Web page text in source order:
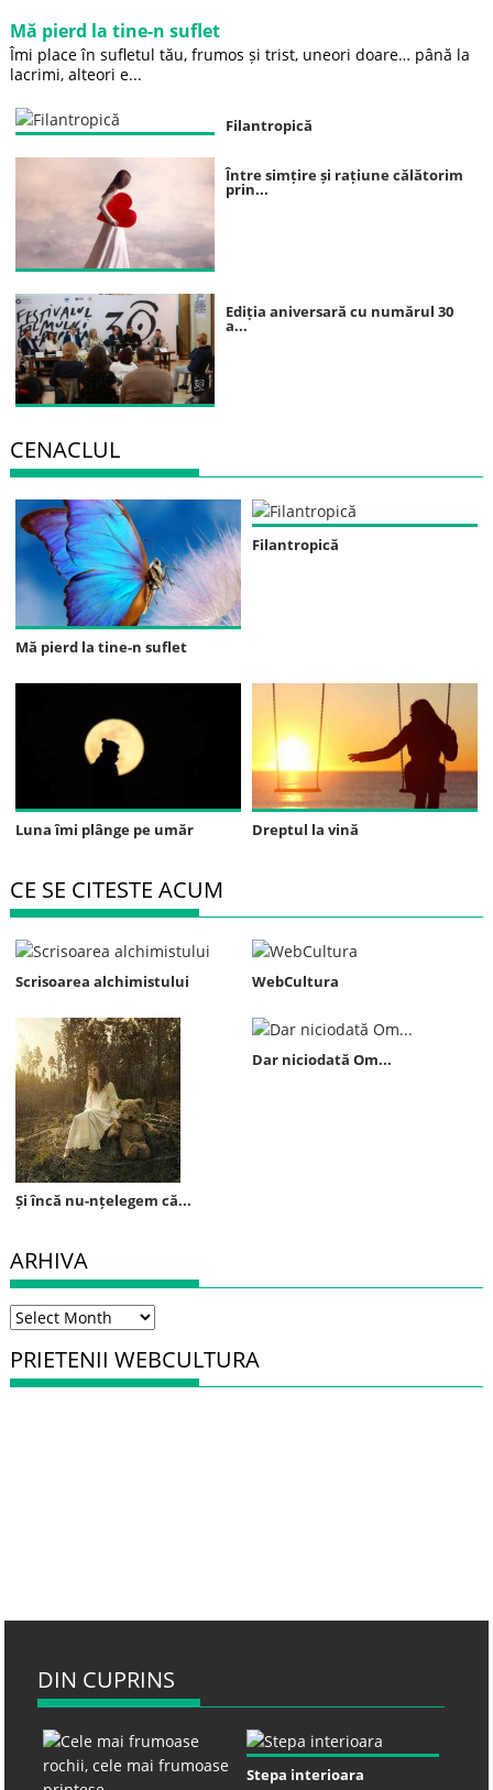
Mă pierd la tine-n suflet
Îmi place în sufletul tău, frumos și trist, uneori doare… până la
lacrimi, alteori e...
Filantropică
Între simțire și rațiune călătorim
prin...
Ediția aniversară cu numărul 30
a...
CENACLUL
Mă pierd la tine-n suflet
Filantropică
Luna îmi plânge pe umăr Dreptul la vină
CE SE CITESTE ACUM
Scrisoarea alchimistului WebCultura
Și încă nu-nțelegem că...
Dar niciodată Om...
ARHIVA
Arhiva
PRIETENII WEBCULTURA
DIN CUPRINS
Stepa interioara